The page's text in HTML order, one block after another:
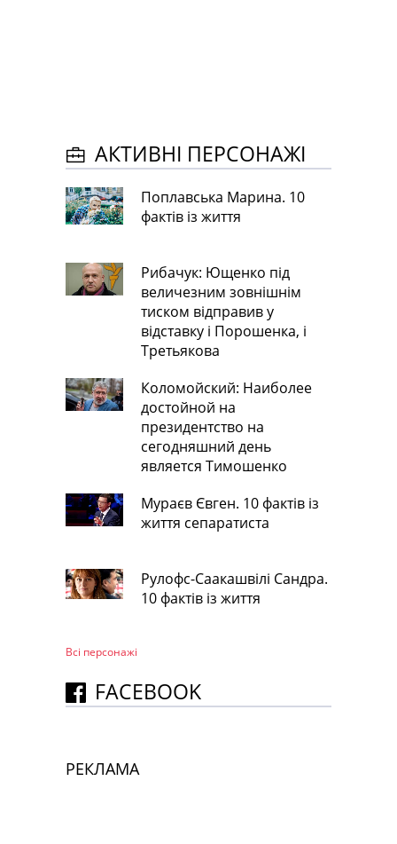
АКТИВНІ ПЕРСОНАЖІ
Поплавська Марина. 10
фактів із життя
Рибачук: Ющенко під
величезним зовнішнім
тиском відправив у
відставку і Порошенка, і
Третьякова
Коломойский: Наиболее
достойной на
президентство на
сегодняшний день
является Тимошенко
Мураєв Євген. 10 фактів із
життя сепаратиста
Рулофс-Саакашвілі Сандра.
10 фактів із життя
Всі персонажi
FACEBOOK
РЕКЛАМА